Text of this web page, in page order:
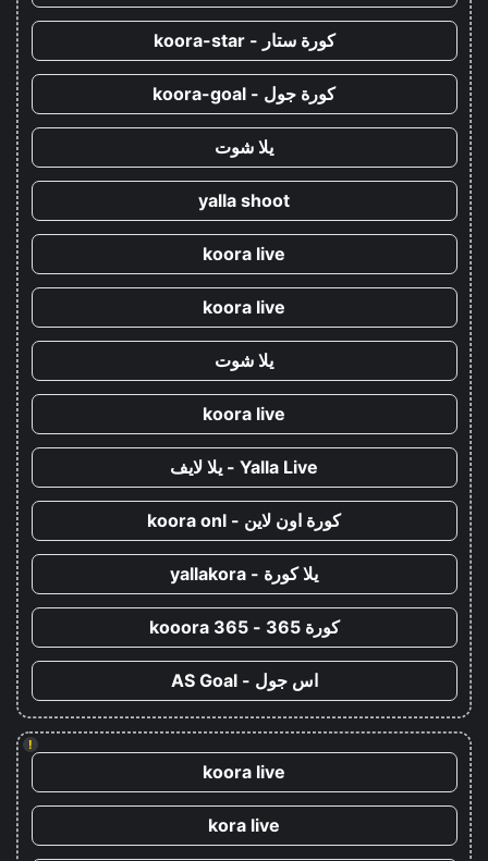
كورة ستار - koora-star
كورة جول - koora-goal
يلا شوت
yalla shoot
koora live
koora live
يلا شوت
koora live
Yalla Live - يلا لايف
كورة اون لاين - koora onl
يلا كورة - yallakora
كورة 365 - kooora 365
اس جول - AS Goal
!
koora live
kora live